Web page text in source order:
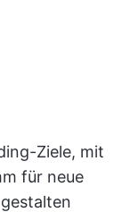
Ziele, mit
für neue